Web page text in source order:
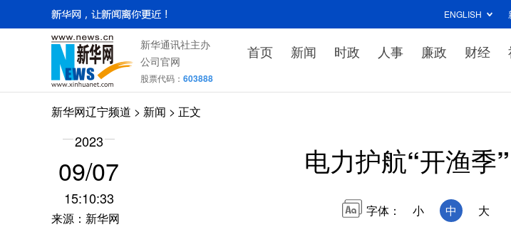
ENGLISH
新华通讯社主办
公司官网
股票代码： 603888
首页 新闻 时政 人事 廉政 财经
新华网辽宁频道 > 新闻 > 正文
2023
09/07
15:10:33
来源：新华网
电力护航“开渔季
字体： 小 中 大